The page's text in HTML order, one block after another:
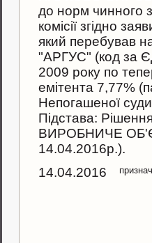
до норм чинного
комісії згiдно
який перебував
"АРГУС" (код за
2009 року по
емiтента 7,77%
Непогашеної
Пiдстава:
ВИРОБНИЧЕ
14.04.2016р.).
14.04.2016